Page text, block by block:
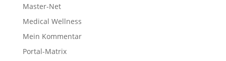
Master-Net
Medical Wellness
Mein Kommentar
Portal-Matrix